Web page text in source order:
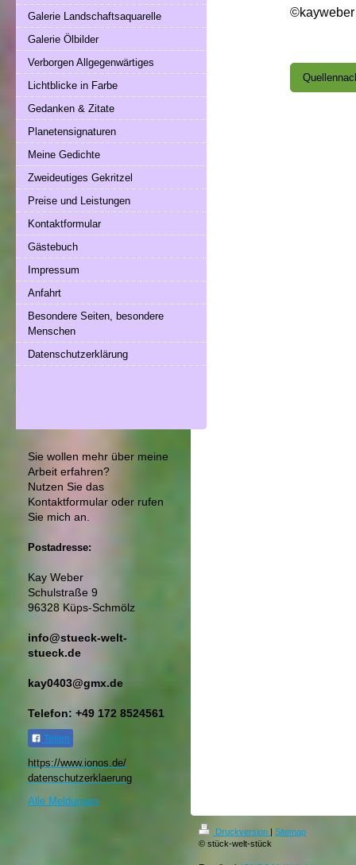
©kayweber
Galerie Landschaftsaquarelle
Galerie Ölbilder
Verborgen Allgegenwärtiges
Lichtblicke in Farbe
Gedanken & Zitate
Planetensignaturen
Meine Gedichte
Zweideutiges Gekritzel
Preise und Leistungen
Kontaktformular
Gästebuch
Impressum
Anfahrt
Besondere Seiten, besondere
Menschen
Datenschutzerklärung
Sie wollen mehr über meine
Arbeit erfahren?
Nutzen Sie das
Kontaktformular oder rufen
Sie mich an.
Postadresse:
Kay Weber
Schulstraße 9
96328 Küps-Schmölz
info@stueck-welt-
stueck.de
kay0403@gmx.de
Telefon: +49 172 8524561
Teilen
https://www.ionos.de/
datenschutzerklaerung​
Alle Meldungen
Druckversion | Sitemap
© stück-welt-stück